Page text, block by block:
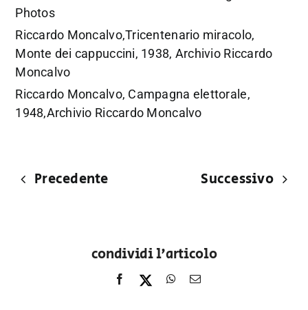
Photos
Riccardo Moncalvo,Tricentenario miracolo,
Monte dei cappuccini, 1938, Archivio Riccardo
Moncalvo
Riccardo Moncalvo, Campagna elettorale,
1948,Archivio Riccardo Moncalvo
Precedente Successivo
condividi l'articolo